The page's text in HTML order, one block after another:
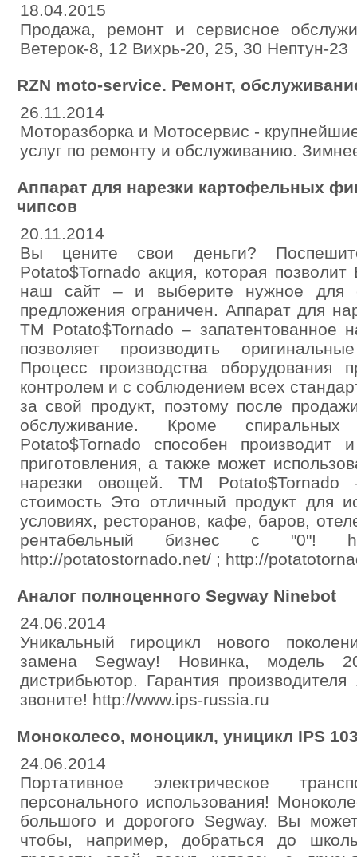
18.04.2015
Продажа, ремонт и сервисное
Ветерок-8, 12 Вихрь-20, 25, 30 Нептун-23
RZN moto-service. Ремонт,
26.11.2014
Моторазборка и Мотосервис -
услуг по ремонту и обслуживанию.
Аппарат для нарезки картофельных
чипсов
20.11.2014
Вы цените свои деньги?
Potato$Tornado акция, которая
наш сайт – и выберите нужное для
предложения ограничен. Аппарат для
ТМ Potato$Tornado – запатентованное
позволяет производить
Процесс производства оборудования
контролем и с соблюдением всех
за свой продукт, поэтому после
обслуживание. Кроме
Potato$Tornado способен производит
приготовления, а также может
нарезки овощей. ТМ Potato$Tornado
стоимость Это отличный продукт для
условиях, ресторанов, кафе, баров,
рентабельный бизнес с "0"!
http://potatostornado.net/ ; http://
Аналог полноценного Segway Ninebot
24.06.2014
Уникальный гироцикл нового
замена Segway! Новинка, модель
дистрибьютор. Гарантия
звоните! http://www.ips-russia.ru
Моноколесо, моноцикл, уницикл IPS
24.06.2014
Портативное электрическое
персонального использования!
большого и дорогого Segway. Вы
чтобы, например, добраться до